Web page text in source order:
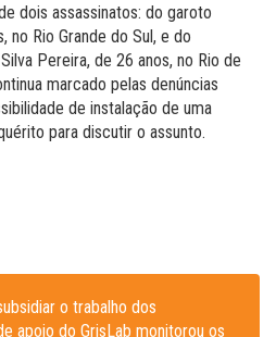
dois assassinatos: do garoto
no Rio Grande do Sul, e do
Pereira, de 26 anos, no Rio de
marcado pelas denúncias
de instalação de uma
para discutir o assunto.
o trabalho dos
apoio do GrisLab monitorou os